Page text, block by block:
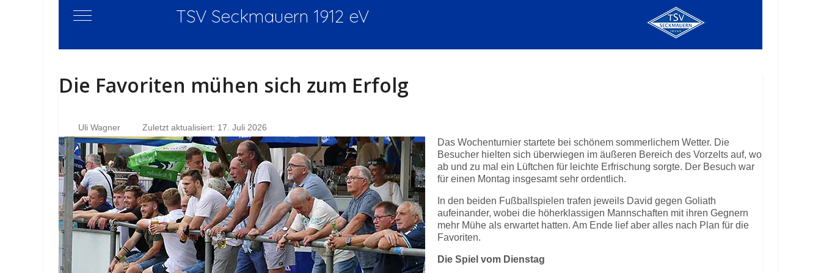
Mobile Menu Toggle TSV Seckmauern 1912 eV
Die Favoriten mühen sich zum Erfolg
Uli Wagner Zuletzt aktualisiert: 17. Juli 2026
Das Wochenturnier startete bei schönem sommerlichem Wetter. Die
Besucher hielten sich überwiegen im äußeren Bereich des Vorzelts auf, wo
ab und zu mal ein Lüftchen für leichte Erfrischung sorgte. Der Besuch war
für einen Montag insgesamt sehr ordentlich.
In den beiden Fußballspielen trafen jeweils David gegen Goliath
aufeinander, wobei die höherklassigen Mannschaften mit ihren Gegnern
mehr Mühe als erwartet hatten. Am Ende lief aber alles nach Plan für die
Favoriten.
Die Spiel vom Dienstag